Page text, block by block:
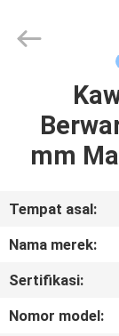
RUMAH
PRODUK
VIDEO
KITA
Material
Co,.Ltd.
mm
Tempat asal:
Nama merek:
Sertifikasi:
Nomor model: